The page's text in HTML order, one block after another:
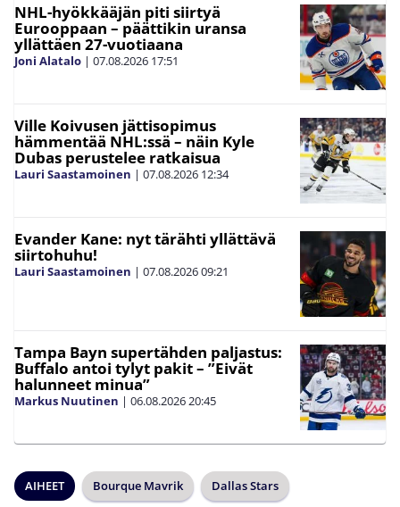
NHL-hyökkääjän piti siirtyä
Eurooppaan – päättikin uransa
yllättäen 27-vuotiaana
Joni Alatalo | 07.08.2026 17:51
Ville Koivusen jättisopimus
hämmentää NHL:ssä – näin Kyle
Dubas perustelee ratkaisua
Lauri Saastamoinen | 07.08.2026 12:34
Evander Kane: nyt tärähti yllättävä
siirtohuhu!
Lauri Saastamoinen | 07.08.202609:21
Tampa Bayn supertähden paljastus:
Buffalo antoi tylyt pakit – ”Eivät
halunneet minua”
Markus Nuutinen | 06.08.202620:45
AIHEET Bourque Mavrik Dallas Stars